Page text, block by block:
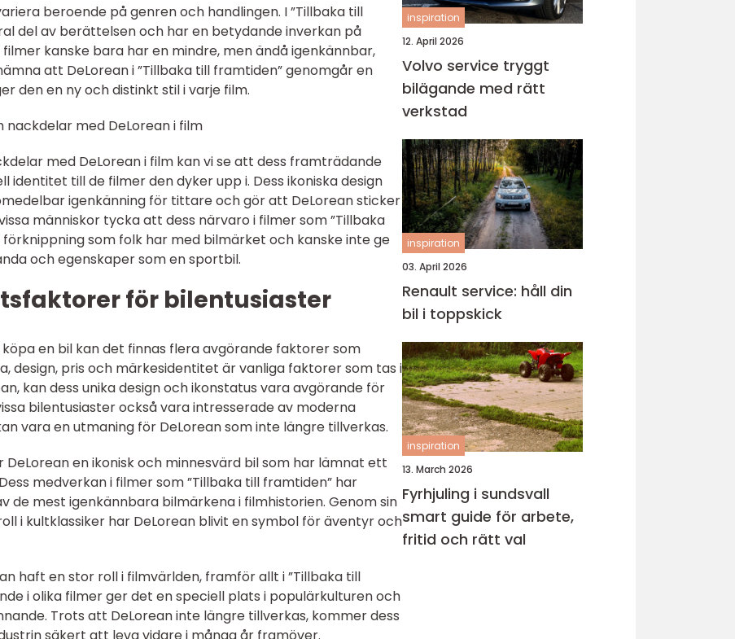
beroende på genren och handlingen. I ”Tillbaka till
del av berättelsen och har en betydande inverkan på
kanske bara har en mindre, men ändå igenkännbar,
att DeLorean i ”Tillbaka till framtiden” genomgår en
den en ny och distinkt stil i varje film.
med DeLorean i film
med DeLorean i film kan vi se att dess framträdande
identitet till de filmer den dyker upp i. Dess ikoniska design
igenkänning för tittare och gör att DeLorean sticker
människor tycka att dess närvaro i filmer som ”Tillbaka
som folk har med bilmärket och kanske inte ge
och egenskaper som en sportbil.
för bilentusiaster
en bil kan det finnas flera avgörande faktorer som
design, pris och märkesidentitet är vanliga faktorer som tas i
kan dess unika design och ikonstatus vara avgörande för
bilentusiaster också vara intresserade av moderna
vara en utmaning för DeLorean som inte längre tillverkas.
en ikonisk och minnesvärd bil som har lämnat ett
medverkan i filmer som ”Tillbaka till framtiden” har
de mest igenkännbara bilmärkena i filmhistorien. Genom sin
i kultklassiker har DeLorean blivit en symbol för äventyr och
haft en stor roll i filmvärlden, framför allt i ”Tillbaka till
i olika filmer ger det en speciell plats i populärkulturen och
Trots att DeLorean inte längre tillverkas, kommer dess
inspiration
12. April 2026
Volvo service tryggt
bilägande med rätt
verkstad
inspiration
03. April 2026
Renault service: håll din
bil i toppskick
inspiration
13. March 2026
Fyrhjuling i sundsvall
smart guide för arbete,
fritid och rätt val